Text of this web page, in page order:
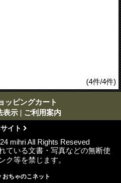
(4件/4件)
ッピングカート
表示 | ご利用案内
イト
mihri All Rights Reseved
ている文書・写真などの無断使
ク等を禁じます。
おちゃのこネット